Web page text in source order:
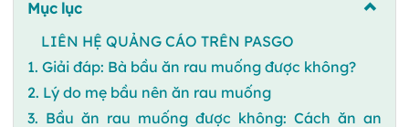
Mục lục
LIÊN HỆ QUẢNG CÁO TRÊN PASGO
1. Giải đáp: Bà bầu ăn rau muống được không?
2. Lý do mẹ bầu nên ăn rau muống
3. Bầu ăn rau muống được không: Cách ăn an